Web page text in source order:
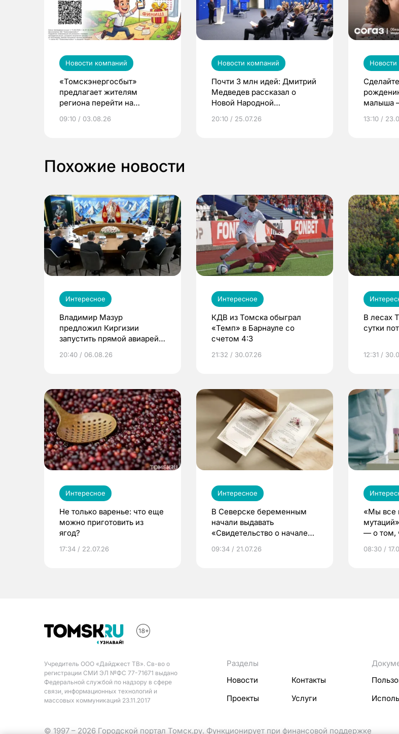
Новости компаний
«Томскэнергосбыт»
предлагает жителям
региона перейти на
выиграть призы
09:10 / 03.08.26
Новости компаний
Почти 3 млн идей: Дмитрий
Медведев рассказал о
Новой Народной
20:10 / 25.07.26
малыша
по ОМС!
13:10 /
Похожие новости
Интересное
Владимир Мазур
предложил Киргизии
запустить прямой авиарейс
20:40 / 06.08.26
Интересное
КДВ из Томска обыграл
«Темп» в Барнауле со
счетом 4:3
21:32 / 30.07.26
В лесах
сутки
12:31 /
Интересное
Не только варенье: что еще
можно приготовить из
ягод?
17:34 / 22.07.26
Интересное
В Северске беременным
начали выдавать
«Свидетельство о начале
09:34 / 21.07.26
«Мы все
— о том,
08:30 /
Учредитель ООО «Дайджест ТВ». Св-во о
регистрации СМИ ЭЛ №ФС 77-71671 выдано
Федеральной службой по надзору в сфере
связи, информационных технологий и
массовых коммуникаций 23.11.2017
Разделы
Новости
Контакты
Проекты
Услуги
© 1997 – 2026 Городской портал Томск.ру. Функционирует при финансовой поддержке